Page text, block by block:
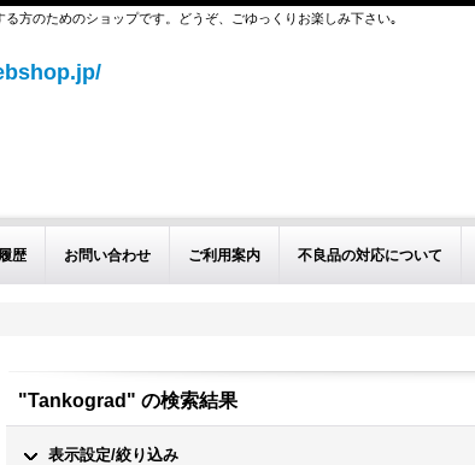
方のためのショップです。どうぞ、ごゆっくりお楽しみ下さい｡
歴 お問い合わせ ご利用案内 不良品の対応について
"Tankograd" の検索結果
表示設定/絞り込み